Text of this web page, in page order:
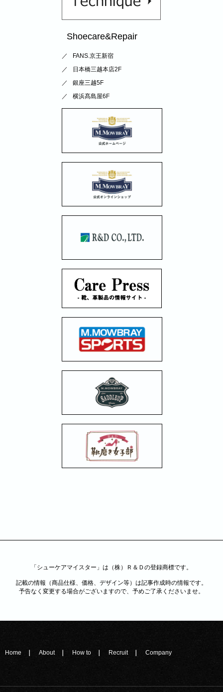
Shoecare&Repair
FANS.京王新宿
日本橋三越本店2F
銀座三越5F
横浜髙島屋6F
「シューケアマイスター」は（株）Ｒ＆Ｄの登録商標です。
記載の情報（商品仕様、価格、デザイン等）は記事作成時の情報です。
予告なく変更する場合がございますので、予めご了承くださいませ。
Home About How to Recruit Company